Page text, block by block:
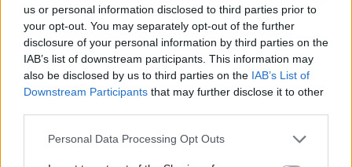
us or personal information disclosed to third parties prior to
your opt-out. You may separately opt-out of the further
disclosure of your personal information by third parties on the
IAB’s list of downstream participants. This information may
also be disclosed by us to third parties on the IAB’s List of
Downstream Participants that may further disclose it to other
Personal Data Processing Opt Outs
Anglia és Argentína csatlakozott a legjobb négy közé a
focivébén. Az angolok hosszabbítás után múlták felül
Norvégiát, akárcsak a címvédő argentinok, akik
emberelőnyben törték meg Svájc ellenállását, így
kialakultak az elődöntő párosításai